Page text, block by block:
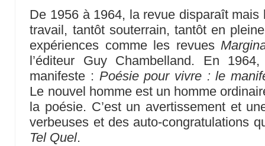
De 1956 à 1964, la revue disparaît
travail, tantôt souterrain, tantôt en
expériences comme les revues
l’éditeur Guy Chambelland. En
manifeste : Poésie pour vivre : le
Le nouvel homme est un homme
la poésie. C’est un avertissement et
verbeuses et des auto-congratulations
Tel Quel.